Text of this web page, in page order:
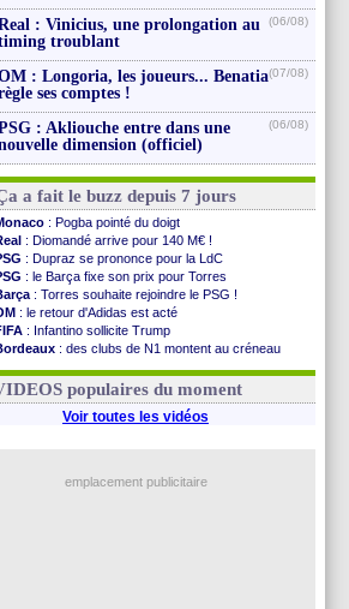
: Vinicius, une prolongation au
troublant
(06/08)
: Longoria, les joueurs... Benatia
ses comptes !
(07/08)
: Akliouche entre dans une
dimension (officiel)
(06/08)
a fait le buzz depuis 7 jours
: Pogba pointé du doigt
: Diomandé arrive pour 140 M€ !
: Dupraz se prononce pour la LdC
: le Barça fixe son prix pour Torres
: Torres souhaite rejoindre le PSG !
: le retour d'Adidas est acté
: Infantino sollicite Trump
: des clubs de N1 montent au créneau
: le démenti de Leipzig pour Diomandé
populaires du moment
Voir toutes les vidéos
emplacement publicitaire